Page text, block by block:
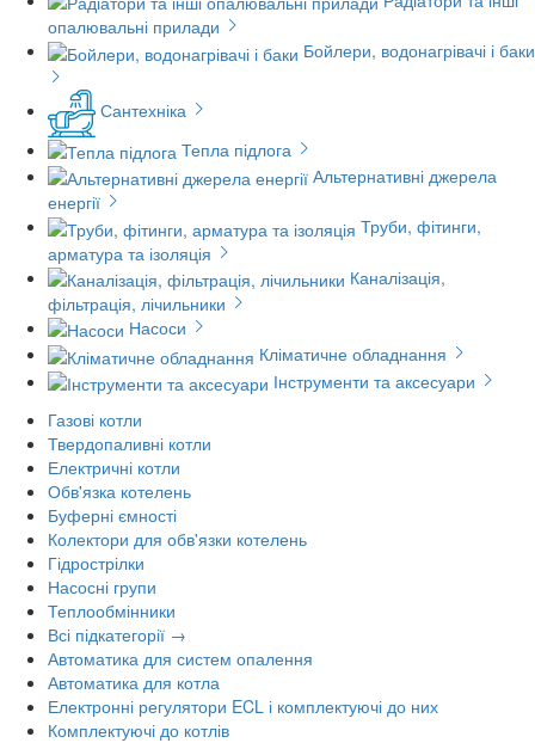
опалювальні прилади
Бойлери, водонагрівачі і баки
Сантехніка
Тепла підлога
Альтернативні джерела
енергії
Труби, фітинги,
арматура та ізоляція
Каналізація,
фільтрація, лічильники
Насоси
Кліматичне обладнання
Інструменти та аксесуари
Газові котли
Твердопаливні котли
Електричні котли
Обв'язка котелень
Буферні ємності
Колектори для обв'язки котелень
Гідрострілки
Насосні групи
Теплообмінники
Всі підкатегорії →
Автоматика для систем опалення
Автоматика для котла
Електронні регулятори ECL і комплектуючі до них
Комплектуючі до котлів